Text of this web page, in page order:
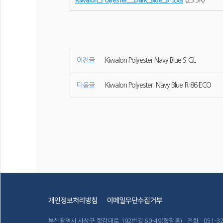
이전글 Kiwalon Polyester Navy Blue S-GL
다음글 Kiwalon Polyester Navy Blue R-86 ECO
부산광역시 사상구 학감대로 192번길 60-49(학장동) 전화 :